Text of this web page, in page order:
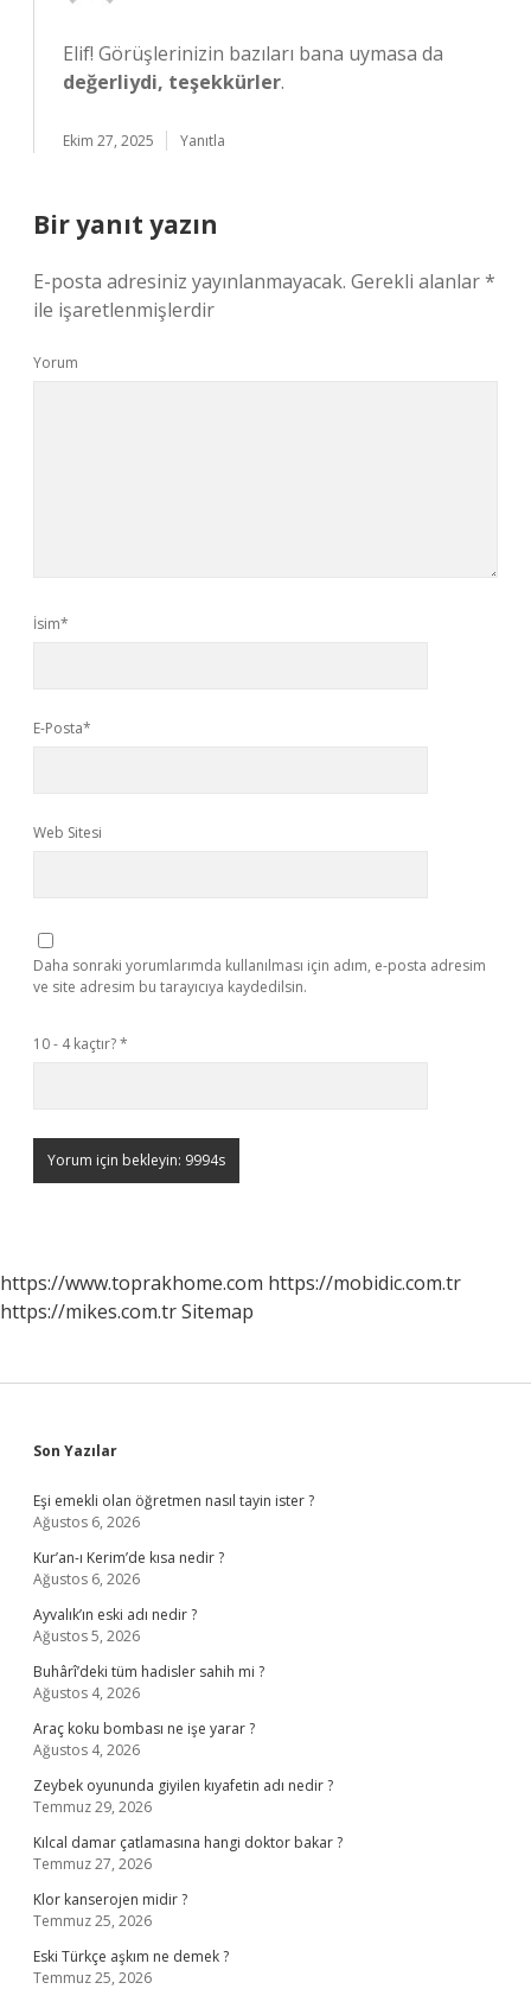
Elif! Görüşlerinizin bazıları bana uymasa da
değerliydi, teşekkürler.
Ekim 27, 2025 Yanıtla
Bir yanıt yazın
E-posta adresiniz yayınlanmayacak. Gerekli alanlar*
ile işaretlenmişlerdir
Yorum
İsim*
E-Posta*
Web Sitesi
Daha sonraki yorumlarımda kullanılması için adım, e-posta adresim
ve site adresim bu tarayıcıya kaydedilsin.
10 - 4 kaçtır?*
https://www.toprakhome.com https://mobidic.com.tr
https://mikes.com.trSitemap
Sidebar
Son Yazılar
Eşi emekli olan öğretmen nasıl tayin ister ?
Ağustos 6, 2026
Kur’an-ı Kerim’de kısa nedir ?
Ağustos 6, 2026
Ayvalık’ın eski adı nedir ?
Ağustos 5, 2026
Buhârî’deki tüm hadisler sahih mi ?
Ağustos 4, 2026
Araç koku bombası ne işe yarar ?
Ağustos 4, 2026
Zeybek oyununda giyilen kıyafetin adı nedir ?
Temmuz 29, 2026
Kılcal damar çatlamasına hangi doktor bakar ?
Temmuz 27, 2026
Klor kanserojen midir ?
Temmuz 25, 2026
Eski Türkçe aşkım ne demek ?
Temmuz 25, 2026